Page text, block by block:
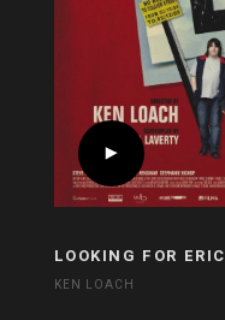
LOOKING FOR ERIC
KEN LOACH